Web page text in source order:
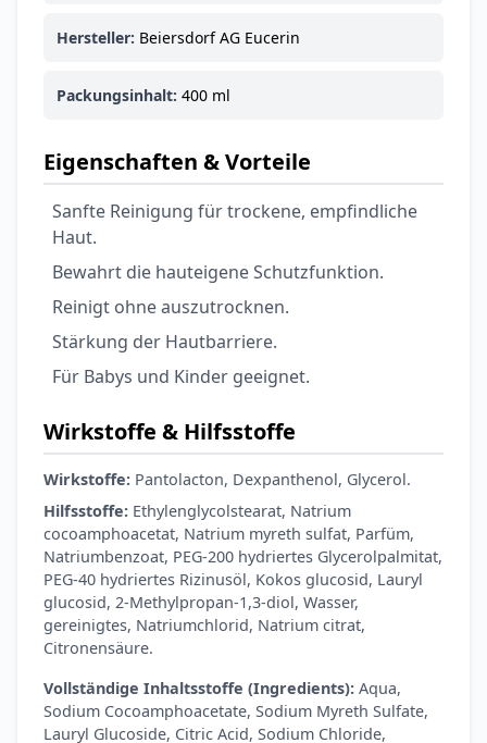
Hersteller: Beiersdorf AG Eucerin
Packungsinhalt: 400 ml
Eigenschaften & Vorteile
Sanfte Reinigung für trockene, empfindliche
Haut.
Bewahrt die hauteigene Schutzfunktion.
Reinigt ohne auszutrocknen.
Stärkung der Hautbarriere.
Für Babys und Kinder geeignet.
Wirkstoffe & Hilfsstoffe
Wirkstoffe: Pantolacton, Dexpanthenol, Glycerol.
Hilfsstoffe: Ethylenglycolstearat, Natrium
cocoamphoacetat, Natrium myreth sulfat, Parfüm,
Natriumbenzoat, PEG-200 hydriertes Glycerolpalmitat,
PEG-40 hydriertes Rizinusöl, Kokos glucosid, Lauryl
glucosid, 2-Methylpropan-1,3-diol, Wasser,
gereinigtes, Natriumchlorid, Natrium citrat,
Citronensäure.
Vollständige Inhaltsstoffe (Ingredients): Aqua,
Sodium Cocoamphoacetate, Sodium Myreth Sulfate,
Lauryl Glucoside, Citric Acid, Sodium Chloride,